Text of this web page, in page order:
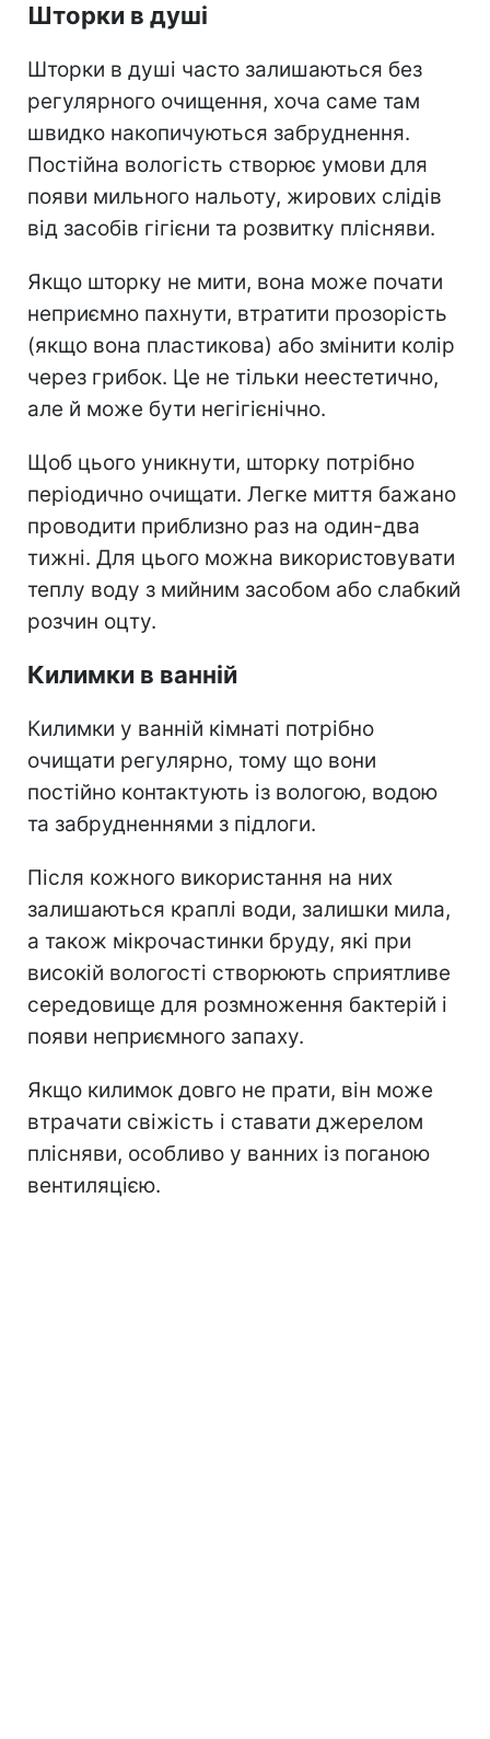
Шторки в душі
Шторки в душі часто залишаються без
регулярного очищення, хоча саме там
швидко накопичуються забруднення.
Постійна вологість створює умови для
появи мильного нальоту, жирових слідів
від засобів гігієни та розвитку плісняви.
Якщо шторку не мити, вона може почати
неприємно пахнути, втратити прозорість
(якщо вона пластикова) або змінити колір
через грибок. Це не тільки неестетично,
але й може бути негігієнічно.
Щоб цього уникнути, шторку потрібно
періодично очищати. Легке миття бажано
проводити приблизно раз на один-два
тижні. Для цього можна використовувати
теплу воду з мийним засобом або слабкий
розчин оцту.
Килимки в ванній
Килимки у ванній кімнаті потрібно
очищати регулярно, тому що вони
постійно контактують із вологою, водою
та забрудненнями з підлоги.
Після кожного використання на них
залишаються краплі води, залишки мила,
а також мікрочастинки бруду, які при
високій вологості створюють сприятливе
середовище для розмноження бактерій і
появи неприємного запаху.
Якщо килимок довго не прати, він може
втрачати свіжість і ставати джерелом
плісняви, особливо у ванних із поганою
вентиляцією.